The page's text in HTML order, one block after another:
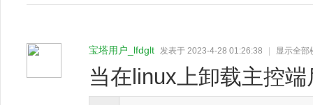
宝塔用户_lfdglt 发表于 2023-4-28 01:26:38 显示全部
当在linux上卸载主控